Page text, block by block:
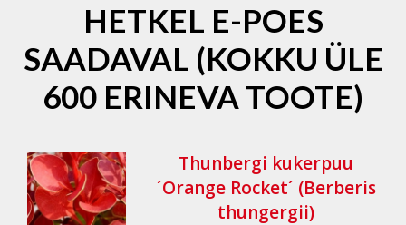
HETKEL E-POES
SAADAVAL (KOKKU ÜLE
600 ERINEVA TOOTE)
Thunbergi kukerpuu
´Orange Rocket´ (Berberis
thungergii)